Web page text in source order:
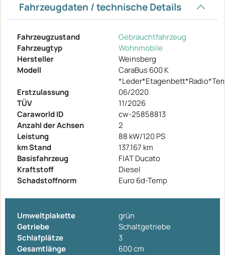
Fahrzeugdaten / technische Details
Fahrzeugzustand
Gebrauchtfahrzeug
Fahrzeugtyp
Wohnmobile
Hersteller
Weinsberg
Modell
CaraBus 600 K
Erstzulassung
06/2020
TÜV
11/2026
Caraworld ID
cw-25858813
Anzahl der Achsen
2
Leistung
88 kW/120 PS
km Stand
137.167 km
Basisfahrzeug
FIAT Ducato
Kraftstoff
Diesel
Schadstoffnorm
Euro 6d-Temp
Umweltplakette
grün
Getriebe
Schaltgetriebe
Schlafplätze
3
Gesamtlänge
600 cm